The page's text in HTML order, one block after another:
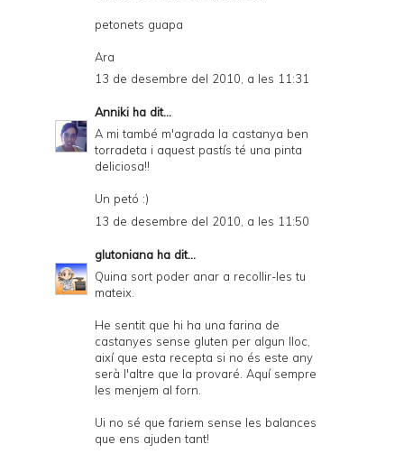
petonets guapa
Ara
13 de desembre del 2010, a les 11:31
Anniki ha dit...
A mi també m'agrada la castanya ben
torradeta i aquest pastís té una pinta
deliciosa!!
Un petó :)
13 de desembre del 2010, a les 11:50
glutoniana ha dit...
Quina sort poder anar a recollir-les tu
mateix.
He sentit que hi ha una farina de
castanyes sense gluten per algun lloc,
així que esta recepta si no és este any
serà l'altre que la provaré. Aquí sempre
les menjem al forn.
Ui no sé que fariem sense les balances
que ens ajuden tant!